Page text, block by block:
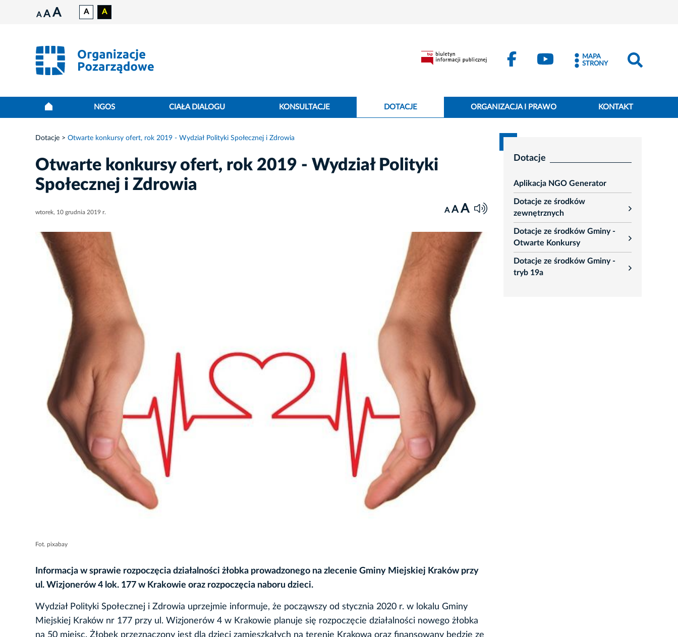
A A A A A
MAPA
STRONY
NGOS CIAŁA DIALOGU KONSULTACJE DOTACJE ORGANIZACJA I PRAWO KONTAKT
Dotacje Otwarte konkursy ofert, rok 2019 - Wydział Polityki Społecznej i Zdrowia
Otwarte konkursy ofert, rok 2019 - Wydział Polityki
Społecznej i Zdrowia
wtorek, 10 grudnia 2019 r. A A A
Fot. pixabay
Informacja w sprawie rozpoczęcia działalności żłobka prowadzonego na zlecenie Gminy Miejskiej Kraków przy
ul. Wizjonerów 4 lok. 177 w Krakowie oraz rozpoczęcia naboru dzieci.
Wydział Polityki Społecznej i Zdrowia uprzejmie informuje, że począwszy od stycznia 2020 r. w lokalu Gminy
Miejskiej Kraków nr 177 przy ul. Wizjonerów 4 w Krakowie planuje się rozpoczęcie działalności nowego żłobka
na 50 miejsc. Żłobek przeznaczony jest dla dzieci zamieszkałych na terenie Krakowa oraz finansowany będzie ze
Dotacje
Aplikacja NGO Generator
Dotacje ze środków
zewnętrznych
rozwiń
Dotacje ze środków Gminy -
Otwarte Konkursy
rozwiń
Dotacje ze środków Gminy -
tryb 19a
rozwiń